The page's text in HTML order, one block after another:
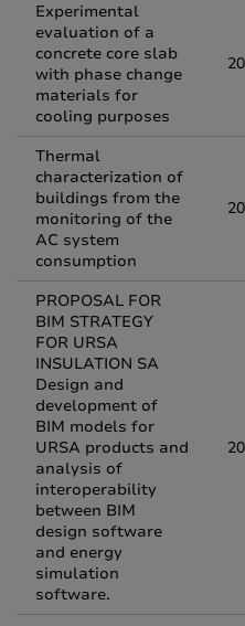
Experimental
evaluation of a
concrete core slab
with phase change
materials for
cooling purposes
Thermal
characterization of
buildings from the
monitoring of the
AC system
consumption
PROPOSAL FOR
BIM STRATEGY
FOR URSA
INSULATION SA
Design and
development of
BIM models for
URSA products and
analysis of
interoperability
between BIM
design software
and energy
simulation
software.